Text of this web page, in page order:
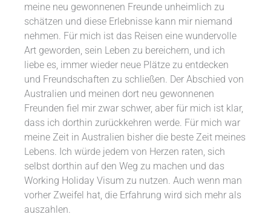
meine neu gewonnenen Freunde unheimlich zu
schätzen und diese Erlebnisse kann mir niemand
nehmen. Für mich ist das Reisen eine wundervolle
Art geworden, sein Leben zu bereichern, und ich
liebe es, immer wieder neue Plätze zu entdecken
und Freundschaften zu schließen. Der Abschied von
Australien und meinen dort neu gewonnenen
Freunden fiel mir zwar schwer, aber für mich ist klar,
dass ich dorthin zurückkehren werde. Für mich war
meine Zeit in Australien bisher die beste Zeit meines
Lebens. Ich würde jedem von Herzen raten, sich
selbst dorthin auf den Weg zu machen und das
Working Holiday Visum zu nutzen. Auch wenn man
vorher Zweifel hat, die Erfahrung wird sich mehr als
auszahlen.